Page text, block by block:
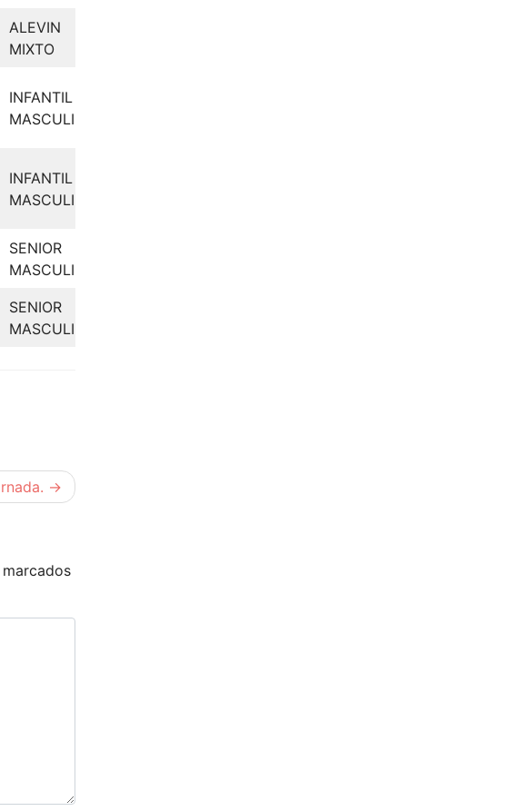
ALEVIN
MIXTO
INFANTIL
MASCULINO
INFANTIL
MASCULINO
SENIOR
MASCULINO
SENIOR
MASCULINO